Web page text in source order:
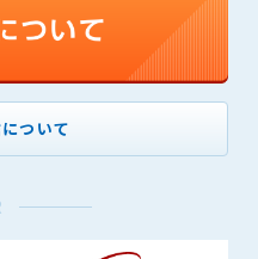
ついて
する行為
を送信又は書き込む行為
目的とした行為
びダウンロードした情報
転売し、または転売のため